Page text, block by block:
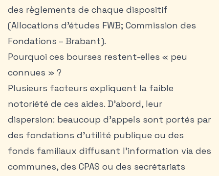
des règlements de chaque dispositif
(Allocations d’études FWB; Commission des
Fondations – Brabant).
Pourquoi ces bourses restent-elles « peu
connues » ?
Plusieurs facteurs expliquent la faible
notoriété de ces aides. D’abord, leur
dispersion: beaucoup d’appels sont portés par
des fondations d’utilité publique ou des
fonds familiaux diffusant l’information via des
communes, des CPAS ou des secrétariats